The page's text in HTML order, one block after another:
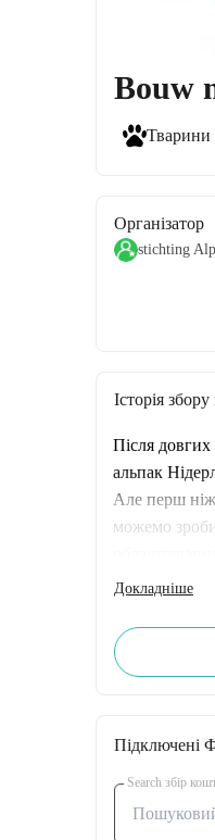
Bouw
Тварини
Організатор
stichting
Історія
Після
альпак
Але перш ніж
можемо
Докладніше
Підключені
Search збір